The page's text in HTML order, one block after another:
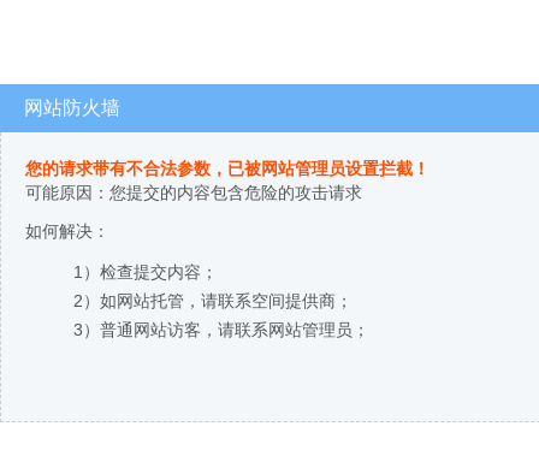
网站防火墙
您的请求带有不合法参数，已被网站管理员设置拦截！
可能原因：您提交的内容包含危险的攻击请求
如何解决：
1）检查提交内容；
2）如网站托管，请联系空间提供商；
3）普通网站访客，请联系网站管理员；